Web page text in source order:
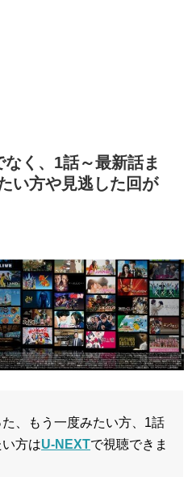
く、1話～最新話ま
い方や見逃した回が
、もう一度みたい方、1話
方はU-NEXTで視聴できま